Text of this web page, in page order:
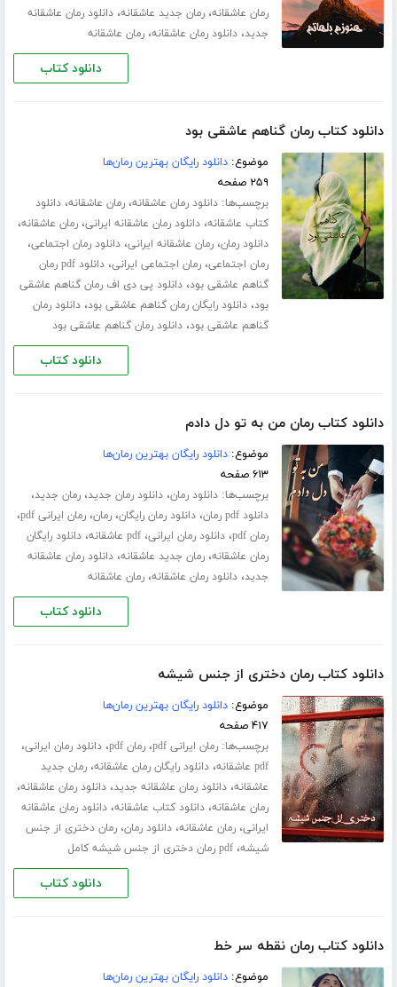
رمان عاشقانه،رمان جدید عاشقانه،دانلود رمان عاشقانه
جدید،دانلود رمان عاشقانه،رمان عاشقانه
دانلود کتاب
دانلود کتاب رمان گناهم عاشقی بود
موضوع:دانلود رایگان بهترین رمان‌ها
۲۵۹ صفحه
برچسب‌ها:دانلود رمان عاشقانه،رمان عاشقانه،دانلود
کتاب عاشقانه،دانلود رمان عاشقانه ایرانی،رمان عاشقانه،
دانلود رمان،رمان عاشقانه ایرانی،دانلود رمان اجتماعی،
رمان اجتماعی،رمان اجتماعی ایرانی،
دانلود pdf رمان
گناهم عاشقی بود،دانلود پی دی اف رمان گناهم عاشقی
بود،دانلود رایگان رمان گناهم عاشقی بود،دانلود رمان
گناهم عاشقی بود،دانلود رمان گناهم عاشقی بود
دانلود کتاب
دانلود کتاب رمان من به تو دل دادم
موضوع:دانلود رایگان بهترین رمان‌ها
۶۱۳ صفحه
برچسب‌ها:دانلود رمان،دانلود رمان جدید،رمان جدید،
دانلود pdf رمان ،دانلود رمان رایگان،رمان،رمان ایرانی pdf ،
رمان pdf ،دانلود رمان ایرانی،pdf عاشقانه ،دانلود رایگان
رمان عاشقانه،رمان جدید عاشقانه،دانلود رمان عاشقانه
جدید،دانلود رمان عاشقانه،رمان عاشقانه
دانلود کتاب
دانلود کتاب رمان دختری از جنس شیشه
موضوع:دانلود رایگان بهترین رمان‌ها
۴۱۷ صفحه
برچسب‌ها:رمان ایرانی pdf ،رمان pdf ،دانلود رمان ایرانی،
pdf عاشقانه ،دانلود رایگان رمان عاشقانه،رمان جدید
عاشقانه،دانلود رمان عاشقانه جدید،دانلود رمان عاشقانه،
رمان عاشقانه،دانلود کتاب عاشقانه،دانلود رمان عاشقانه
ایرانی،رمان عاشقانه،دانلود رمان،رمان دختری از جنس
شیشه،pdf رمان دختری از جنس شیشه کامل
دانلود کتاب
دانلود کتاب رمان نقطه سر خط
موضوع:دانلود رایگان بهترین رمان‌ها